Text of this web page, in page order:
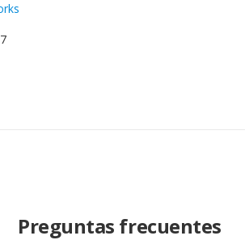
Preguntas frecuentes